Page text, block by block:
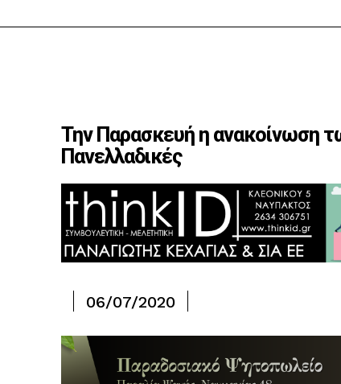
Την Παρασκευή η ανακοίνωση
Πανελλαδικές
06/07/2020